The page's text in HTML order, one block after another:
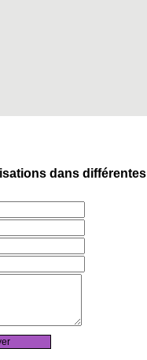
dans